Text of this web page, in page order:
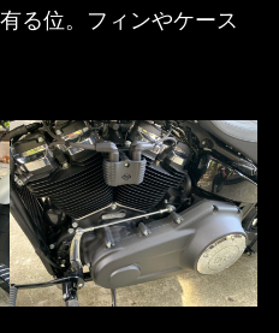
る位。フィンやケース